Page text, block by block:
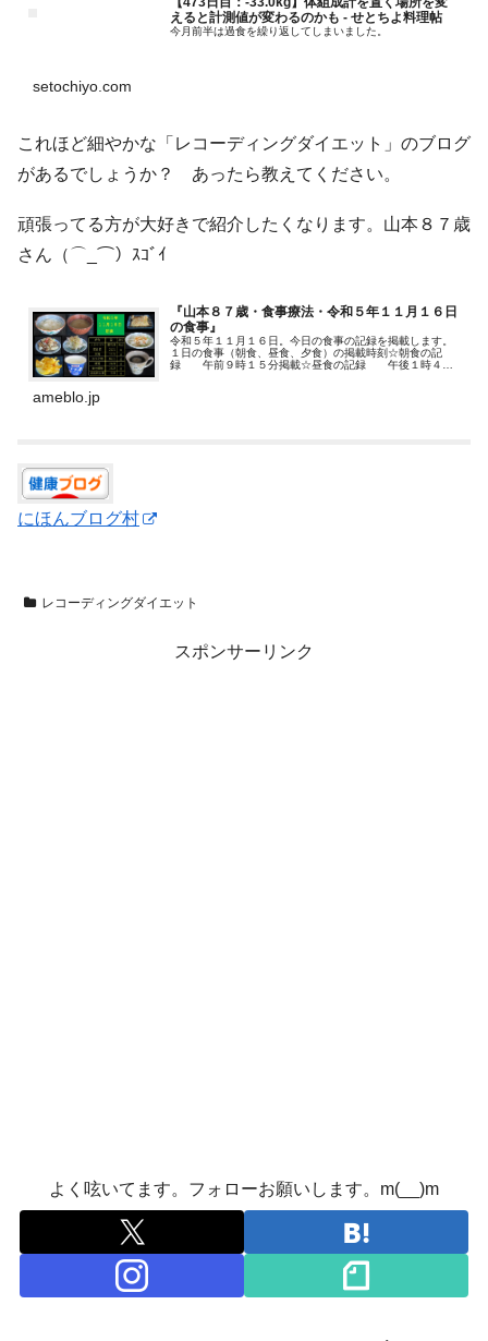
えると計測値が変わるのかも - せとちよ料理帖
今月前半は過食を繰り返してしまいました。
setochiyo.com
これほど細やかな「レコーディングダイエット」のブログ
があるでしょうか？ あったら教えてください。
頑張ってる方が大好きで紹介したくなります。山本８７歳
さん（⌒_⌒）ｽｺﾞｲ
『山本８７歳・食事療法・令和５年１１月１６日
の食事』
令和５年１１月１６日。今日の食事の記録を掲載します。
１日の食事（朝食、昼食、夕食）の掲載時刻☆朝食の記
録 午前９時１５分掲載☆昼食の記録 午後１時４５
ameblo.jp
にほんブログ村
レコーディングダイエット
スポンサーリンク
よく呟いてます。フォローお願いします。m(__)m